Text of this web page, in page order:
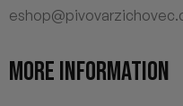
MORE INFORMATION